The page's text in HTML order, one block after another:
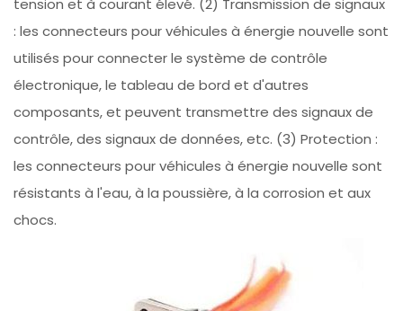
tension et à courant élevé. (2) Transmission de signaux
: les connecteurs pour véhicules à énergie nouvelle sont
utilisés pour connecter le système de contrôle
électronique, le tableau de bord et d'autres
composants, et peuvent transmettre des signaux de
contrôle, des signaux de données, etc. (3) Protection :
les connecteurs pour véhicules à énergie nouvelle sont
résistants à l'eau, à la poussière, à la corrosion et aux
chocs.